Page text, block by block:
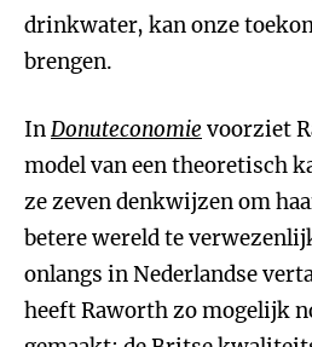
drinkwater, kan onze
brengen.
InDonuteconomie voorziet
model van een theoretisch
ze zeven denkwijzen om
betere wereld te
onlangs in Nederlandse
heeft Raworth zo mogelijk